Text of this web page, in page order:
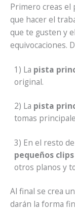
Primero creas el
que hacer el
que te gusten y
equivocaciones.
1) La pista
original.
2) La pista
tomas
3) En el resto
pequeños
otros planos y
Al final se crea
darán la forma